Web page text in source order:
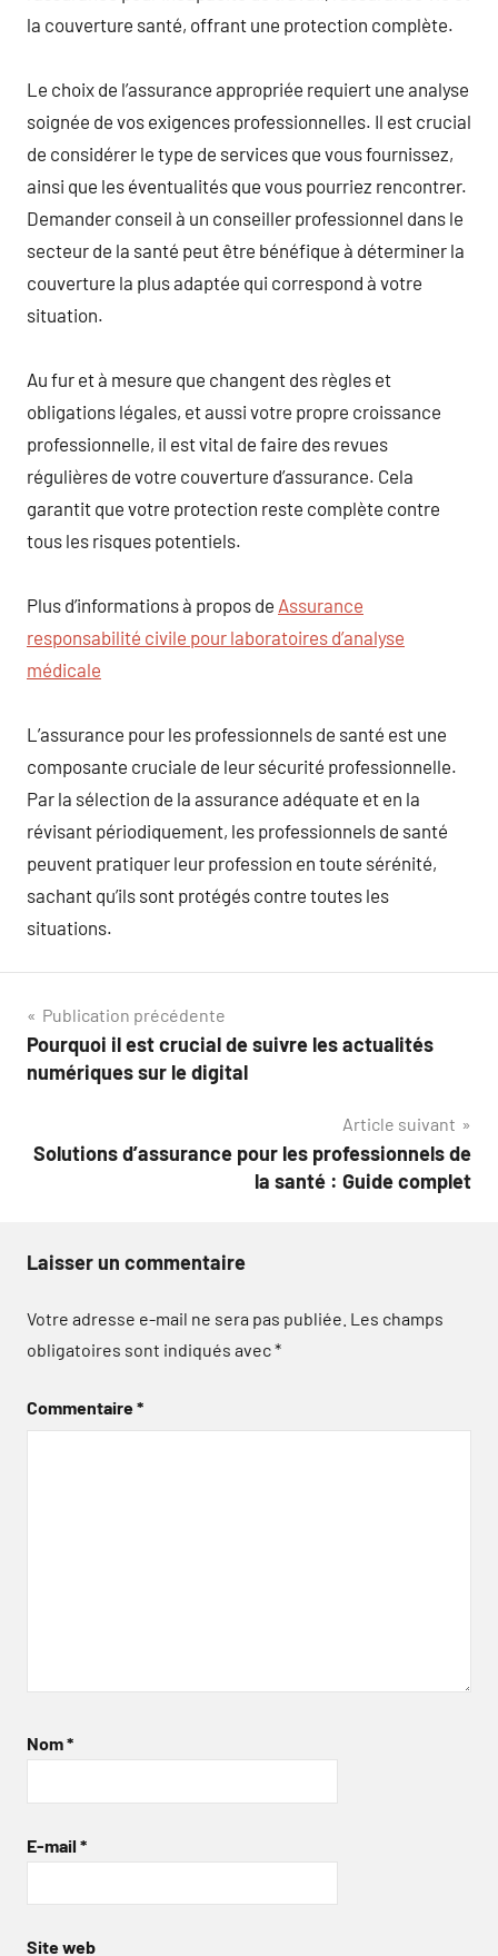
la couverture santé, offrant une protection complète.
Le choix de l’assurance appropriée requiert une analyse
soignée de vos exigences professionnelles. Il est crucial
de considérer le type de services que vous fournissez,
ainsi que les éventualités que vous pourriez rencontrer.
Demander conseil à un conseiller professionnel dans le
secteur de la santé peut être bénéfique à déterminer la
couverture la plus adaptée qui correspond à votre
situation.
Au fur et à mesure que changent des règles et
obligations légales, et aussi votre propre croissance
professionnelle, il est vital de faire des revues
régulières de votre couverture d’assurance. Cela
garantit que votre protection reste complète contre
tous les risques potentiels.
Plus d’informations à propos de Assurance
responsabilité civile pour laboratoires d’analyse
médicale
L’assurance pour les professionnels de santé est une
composante cruciale de leur sécurité professionnelle.
Par la sélection de la assurance adéquate et en la
révisant périodiquement, les professionnels de santé
peuvent pratiquer leur profession en toute sérénité,
sachant qu’ils sont protégés contre toutes les
situations.
Navigation
de
Publication précédente
Pourquoi il est crucial de suivre les actualités
numériques sur le digital
Article suivant
Solutions d’assurance pour les professionnels de
la santé : Guide complet
Laisser un commentaire
Votre adresse e-mail ne sera pas publiée. Les champs
obligatoires sont indiqués avec*
Commentaire*
Nom*
E-mail *
Site web